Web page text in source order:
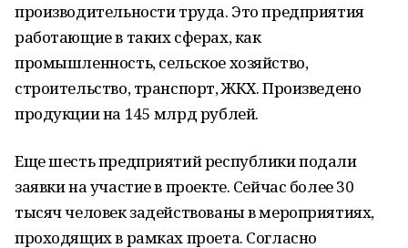
производительности труда. Это предприятия
работающие в таких сферах, как
промышленность, сельское хозяйство,
строительство, транспорт, ЖКХ. Произведено
продукции на 145 млрд рублей.
Еще шесть предприятий республики подали
заявки на участие в проекте. Сейчас более 30
тысяч человек задействованы в мероприятиях,
проходящих в рамках проета. Согласно